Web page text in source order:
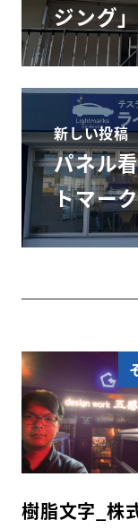
ジング
新しい投稿
パネル
トマー
樹脂文字_株